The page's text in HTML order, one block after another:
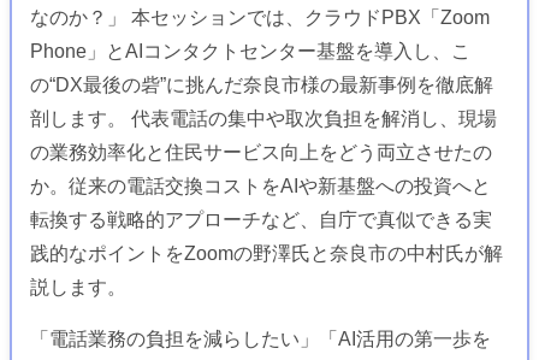
なのか？」 本セッションでは、クラウドPBX「Zoom
Phone」とAIコンタクトセンター基盤を導入し、こ
の“DX最後の砦”に挑んだ奈良市様の最新事例を徹底解
剖します。 代表電話の集中や取次負担を解消し、現場
の業務効率化と住民サービス向上をどう両立させたの
か。従来の電話交換コストをAIや新基盤への投資へと
転換する戦略的アプローチなど、自庁で真似できる実
践的なポイントをZoomの野澤氏と奈良市の中村氏が解
説します。
「電話業務の負担を減らしたい」「AI活用の第一歩を